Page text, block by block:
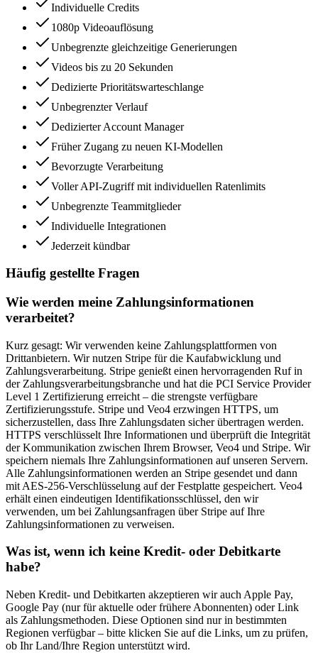
Individuelle Credits
1080p Videoauflösung
Unbegrenzte gleichzeitige Generierungen
Videos bis zu 20 Sekunden
Dedizierte Prioritätswarteschlange
Unbegrenzter Verlauf
Dedizierter Account Manager
Früher Zugang zu neuen KI-Modellen
Bevorzugte Verarbeitung
Voller API-Zugriff mit individuellen Ratenlimits
Unbegrenzte Teammitglieder
Individuelle Integrationen
Jederzeit kündbar
Häufig gestellte Fragen
Wie werden meine Zahlungsinformationen
verarbeitet?
Kurz gesagt: Wir verwenden keine Zahlungsplattformen von
Drittanbietern. Wir nutzen Stripe für die Kaufabwicklung und
Zahlungsverarbeitung. Stripe genießt einen hervorragenden Ruf in
der Zahlungsverarbeitungsbranche und hat die PCI Service Provider
Level 1 Zertifizierung erreicht – die strengste verfügbare
Zertifizierungsstufe. Stripe und Veo4 erzwingen HTTPS, um
sicherzustellen, dass Ihre Zahlungsdaten sicher übertragen werden.
HTTPS verschlüsselt Ihre Informationen und überprüft die Integrität
der Kommunikation zwischen Ihrem Browser, Veo4 und Stripe. Wir
speichern niemals Ihre Zahlungsinformationen auf unseren Servern.
Alle Zahlungsinformationen werden an Stripe gesendet und dann
mit AES-256-Verschlüsselung auf der Festplatte gespeichert. Veo4
erhält einen eindeutigen Identifikationsschlüssel, den wir
verwenden, um bei Zahlungsanfragen über Stripe auf Ihre
Zahlungsinformationen zu verweisen.
Was ist, wenn ich keine Kredit- oder Debitkarte
habe?
Neben Kredit- und Debitkarten akzeptieren wir auch Apple Pay,
Google Pay (nur für aktuelle oder frühere Abonnenten) oder Link
als Zahlungsmethoden. Diese Optionen sind nur in bestimmten
Regionen verfügbar – bitte klicken Sie auf die Links, um zu prüfen,
ob Ihr Land/Ihre Region unterstützt wird.